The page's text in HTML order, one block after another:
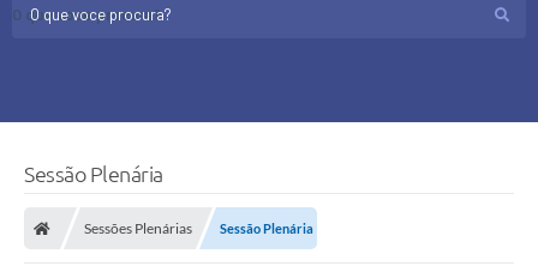
O que voce procura?
Sessão Plenária
Sessões Plenárias Sessão Plenária